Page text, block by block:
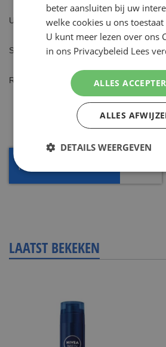
star
stars
stars
stars
stars
Uw naam
Samenvatting
Review
LAATST BEKEKEN
beter aansluiten bij uw
welke cookies u ons
U kunt meer lezen over ons
in ons Privacybeleid Lees
ALLES
ALLES
DETAILS WEERGEVEN